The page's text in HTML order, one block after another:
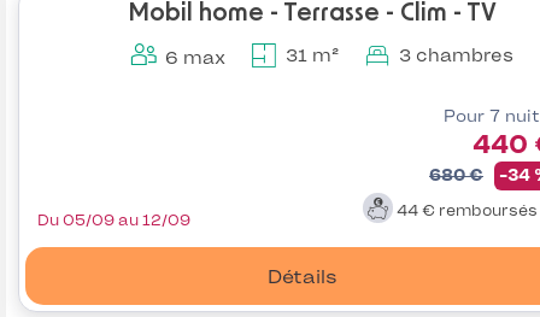
Mobil home - Terrasse - Clim - TV
6 max 31 m² 3 chambres
Pour 7
440
680 € -34
44 € remboursés
Détails
Du 05/09 au 12/09